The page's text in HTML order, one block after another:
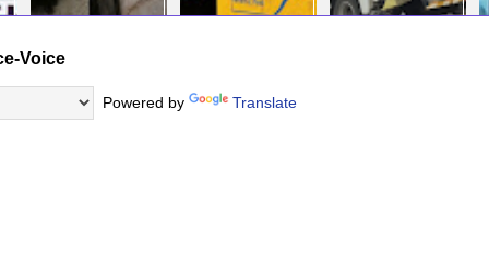
ΣΟΚ.! ! Γυναίκες -
"διευθύνουν" πορνεία
με αιχμάλωτες που
Έλληνος Στρατιώτου !
Voice
Powered by Translate